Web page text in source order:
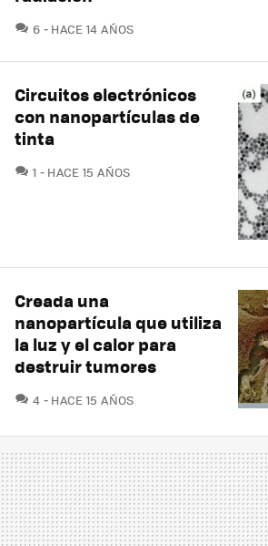
6 COMENTARIOS
HACE 14 AÑOS
Circuitos electrónicos
con nanopartículas de
tinta
1 COMENTARIOS
HACE 15 AÑOS
Creada una
nanopartícula que utiliza
la luz y el calor para
destruir tumores
4 COMENTARIOS
HACE 15 AÑOS